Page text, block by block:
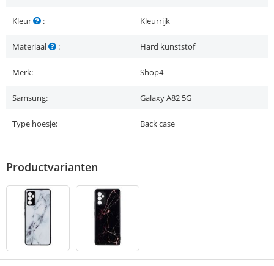
Kleur : Kleurrijk
Materiaal : Hard kunststof
Merk: Shop4
Samsung: Galaxy A82 5G
Type hoesje: Back case
Productvarianten